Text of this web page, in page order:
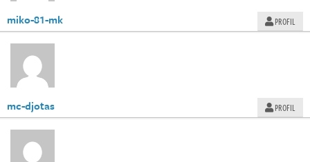
miko-81-mk PROFIL
mc-djotas PROFIL